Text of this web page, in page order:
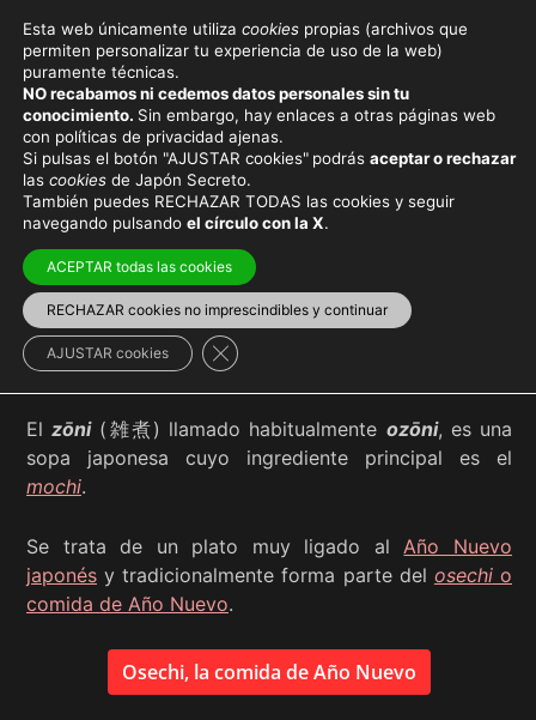
OZŌNI
Viaja con el mejor seguro y
Gastronomía japonesa
Elzōni(雑煮) llamado habitualmente ozōni, es una
sopa japonesa cuyo ingrediente principal es el
mochi.
Se trata de un plato muy ligado al Año Nuevo
japonés y tradicionalmente forma parte del osechio
comida de Año Nuevo.
Osechi, la comida de Año Nuevo
Esta web únicamente utiliza cookies propias (archivos que
permiten personalizar tu experiencia de uso de la web)
puramente técnicas.
NO recabamos ni cedemos datos personales sin tu
conocimiento. Sin embargo, hay enlaces a otras páginas web
con políticas de privacidad ajenas.
Si pulsas el botón "AJUSTAR cookies" podrás aceptar o rechazar
las cookies de Japón Secreto.
También puedes RECHAZAR TODAS las cookies y seguir
navegando pulsando el círculo con la X.
ACEPTAR todas las cookies
RECHAZAR cookies no imprescindibles y continuar
AJUSTAR cookies Cerrar el banner de cookies RGPD